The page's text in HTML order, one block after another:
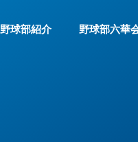
野球部紹介 野球部六華